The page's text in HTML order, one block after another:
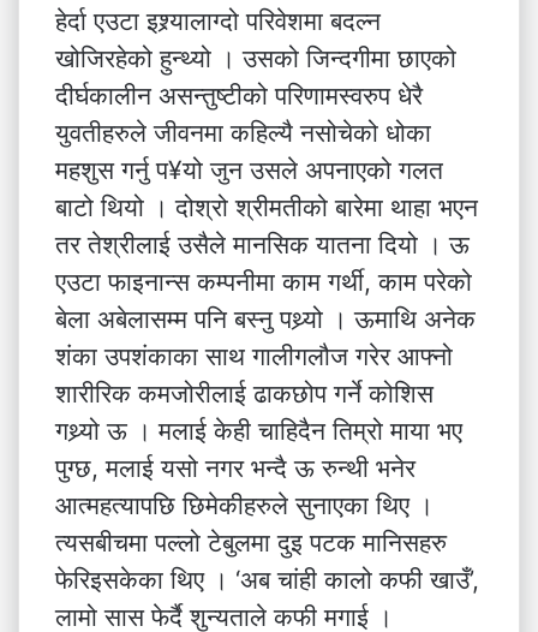
हेर्दा एउटा इश्र्यालाग्दो परिवेशमा बदल्न
खोजिरहेको हुन्थ्यो । उसको जिन्दगीमा छाएको
दीर्घकालीन असन्तुष्टीको परिणामस्वरुप धेरै
युवतीहरुले जीवनमा कहिल्यै नसोचेको धोका
महशुस गर्नु प¥यो जुन उसले अपनाएको गलत
बाटो थियो । दोश्रो श्रीमतीको बारेमा थाहा भएन
तर तेश्रीलाई उसैले मानसिक यातना दियो । ऊ
एउटा फाइनान्स कम्पनीमा काम गर्थी, काम परेको
बेला अबेलासम्म पनि बस्नु पथ्र्यो । ऊमाथि अनेक
शंका उपशंकाका साथ गालीगलौज गरेर आफ्नो
शारीरिक कमजोरीलाई ढाकछोप गर्ने कोशिस
गथ्र्यो ऊ । मलाई केही चाहिदैन तिम्रो माया भए
पुग्छ, मलाई यसो नगर भन्दै ऊ रुन्थी भनेर
आत्महत्यापछि छिमेकीहरुले सुनाएका थिए ।
त्यसबीचमा पल्लो टेबुलमा दुइ पटक मानिसहरु
फेरिइसकेका थिए । ‘अब चांही कालो कफी खाउँ’,
लामो सास फेर्दै शुन्यताले कफी मगाई ।